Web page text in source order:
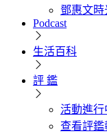
鄧惠文時
Podcast
生活百科
評 鑑
活動進行
查看評鑑